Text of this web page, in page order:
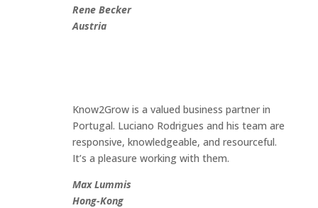
Rene Becker
Austria
Know2Grow is a valued business partner in
Portugal. Luciano Rodrigues and his team are
responsive, knowledgeable, and resourceful.
It’s a pleasure working with them.
Max Lummis
Hong-Kong